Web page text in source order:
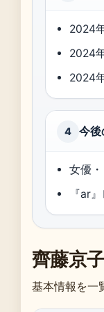
2024
2024
2024
4 今後
女優
『ar
齊藤京
基本情報を一